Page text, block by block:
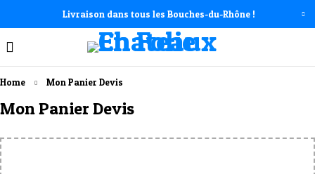
Livraison dans tous les Bouches-du-Rhône !
Home Mon Panier Devis
Mon Panier Devis